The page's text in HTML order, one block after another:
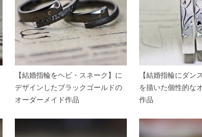
【結婚指輪をヘビ・スネーク】に
デザインしたブラックゴールドの
オーダーメイド作品
【結婚指輪にダン
を描いた個性的な
作品